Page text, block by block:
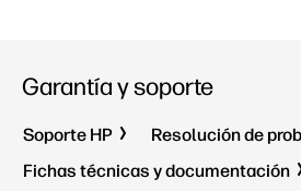
Garantía y soporte
Soporte HP
Resolución de
Fichas técnicas y documentación